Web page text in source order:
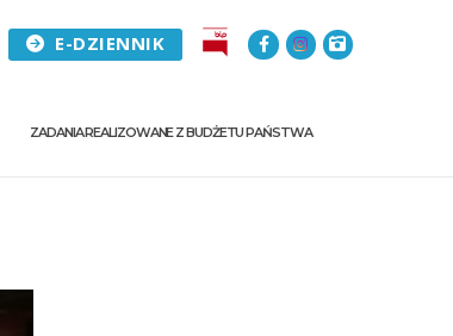
E-DZIENNIK
ZADANIA REALIZOWANE Z BUDŻETU PAŃSTWA